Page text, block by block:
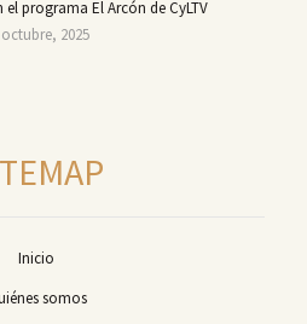
programa El Arcón de CyLTV
octubre, 2025
Inicio
somos